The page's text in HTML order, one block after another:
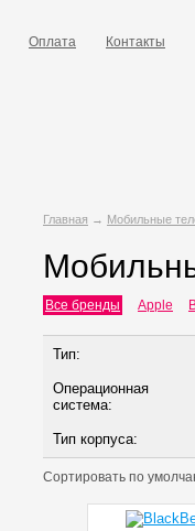
Оплата Контакты
Главная → Мобильные
Все бренды Apple
Тип:
Операционная
система:
Тип корпуса:
Сортировать по